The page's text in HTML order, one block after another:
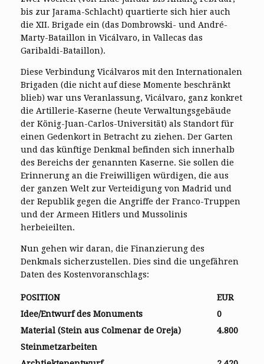
bis zur Jarama-Schlacht) quartierte sich hier auch
die XII. Brigade ein (das Dombrowski- und André-
Marty-Bataillon in Vicálvaro, in Vallecas das
Garibaldi-Bataillon).
Diese Verbindung Vicálvaros mit den Internationalen
Brigaden (die nicht auf diese Momente beschränkt
blieb) war uns Veranlassung, Vicálvaro, ganz konkret
die Artillerie-Kaserne (heute Verwaltungsgebäude
der König-Juan-Carlos-Universität) als Standort für
einen Gedenkort in Betracht zu ziehen. Der Garten
und das künftige Denkmal befinden sich innerhalb
des Bereichs der genannten Kaserne. Sie sollen die
Erinnerung an die Freiwilligen würdigen, die aus
der ganzen Welt zur Verteidigung von Madrid und
der Republik gegen die Angriffe der Franco-Truppen
und der Armeen Hitlers und Mussolinis
herbeieilten.
Nun gehen wir daran, die Finanzierung des
Denkmals sicherzustellen. Dies sind die ungefähren
Daten des Kostenvoranschlags:
POSITION
EUR
Idee/Entwurf des Monuments
0
Material (Stein aus Colmenar de Oreja)
Steinmetzarbeiten
4.800